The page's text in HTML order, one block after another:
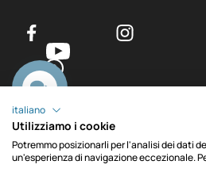
Copyright © MACH srl. C.F./P.IVA
0
italiano
Utilizziamo i cookie
Potremmo posizionarli per l'analisi dei dati
un'esperienza di navigazione eccezionale.